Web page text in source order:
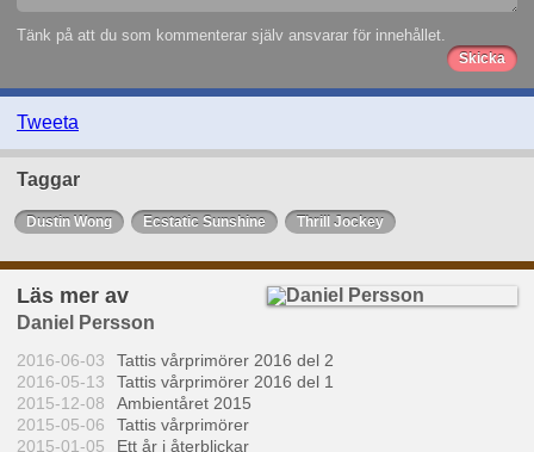
Tänk på att du som kommenterar själv ansvarar för innehållet.
Tweeta
Taggar
Dustin Wong Ecstatic Sunshine Thrill Jockey
Läs mer av
Daniel Persson
2016-06-03
Tattis vårprimörer 2016 del 2
2016-05-13
Tattis vårprimörer 2016 del 1
2015-12-08
Ambientåret 2015
2015-05-06
Tattis vårprimörer
2015-01-05
Ett år i återblickar